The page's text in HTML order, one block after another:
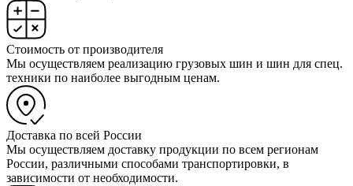
Стоимость от производителя
Мы осуществляем реализацию грузовых шин и шин для спец.
техники по наиболее выгодным ценам.
Доставка по всей России
Мы осуществляем доставку продукции по всем регионам
России, различными способами транспортировки, в
зависимости от необходимости.